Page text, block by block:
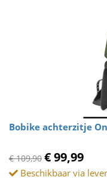
Bobike achterzitje
€ 109,90 € 99,99
Beschikbaar via